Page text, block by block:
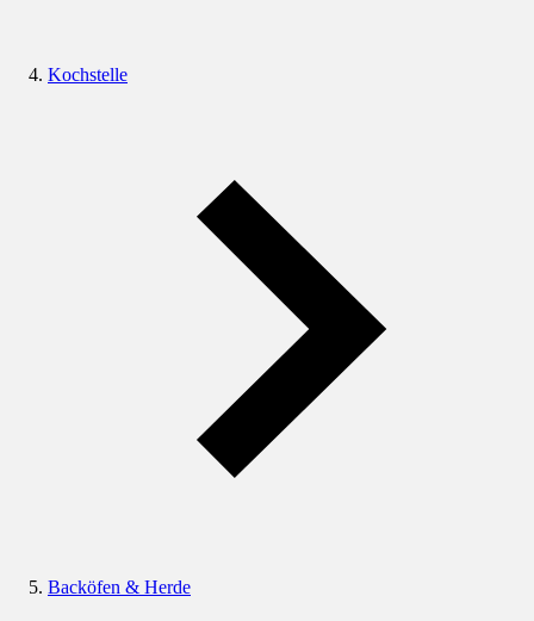
Kochstelle
Backöfen & Herde